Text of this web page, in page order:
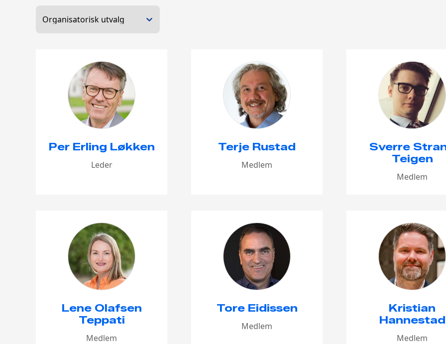
Per Erling Løkken
Leder
Terje Rustad
Medlem
Sverre
Teigen
Medlem
Lene Olafsen
Teppati
Medlem
Tore Eidissen
Medlem
Kristian
Hannestad
Medlem